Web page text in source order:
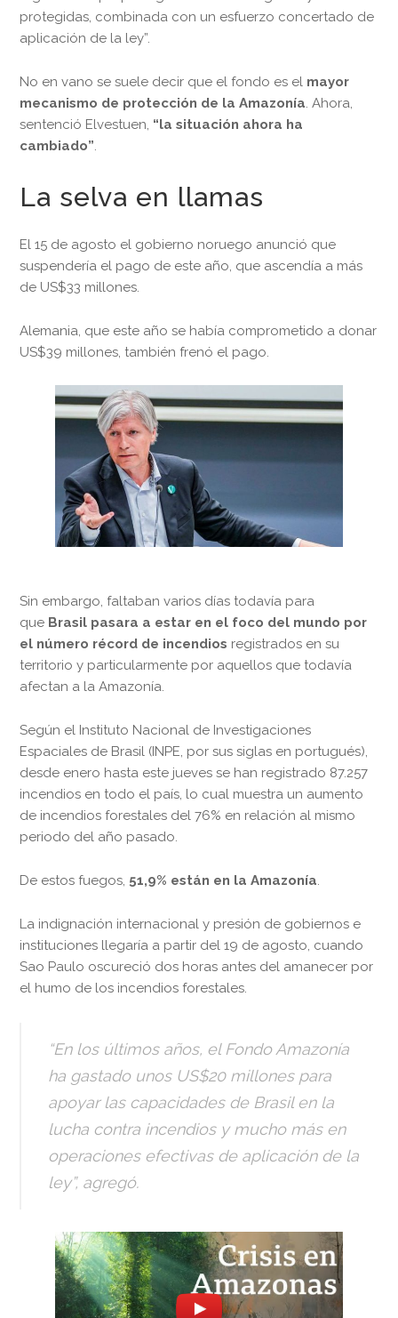
protegidas, combinada con un esfuerzo concertado de
aplicación de la ley”.
No en vano se suele decir que el fondo es el mayor
mecanismo de protección de la Amazonía. Ahora,
sentenció Elvestuen, “la situación ahora ha
cambiado”.
La selva en llamas
El 15 de agosto el gobierno noruego anunció que
suspendería el pago de este año, que ascendía a más
de US$33 millones.
Alemania, que este año se había comprometido a donar
US$39 millones, también frenó el pago.
Sin embargo, faltaban varios días todavía para
que Brasil pasara a estar en el foco del mundo por
el número récord de incendios registrados en su
territorio y particularmente por aquellos que todavía
afectan a la Amazonía.
Según el Instituto Nacional de Investigaciones
Espaciales de Brasil (INPE, por sus siglas en portugués),
desde enero hasta este jueves se han registrado 87.257
incendios en todo el país, lo cual muestra un aumento
de incendios forestales del 76% en relación al mismo
periodo del año pasado.
De estos fuegos, 51,9% están en la Amazonía.
La indignación internacional y presión de gobiernos e
instituciones llegaría a partir del 19 de agosto, cuando
Sao Paulo oscureció dos horas antes del amanecer por
el humo de los incendios forestales.
“En los últimos años, el Fondo Amazonía
ha gastado unos US$20 millones para
apoyar las capacidades de Brasil en la
lucha contra incendios y mucho más en
operaciones efectivas de aplicación de la
ley”, agregó.